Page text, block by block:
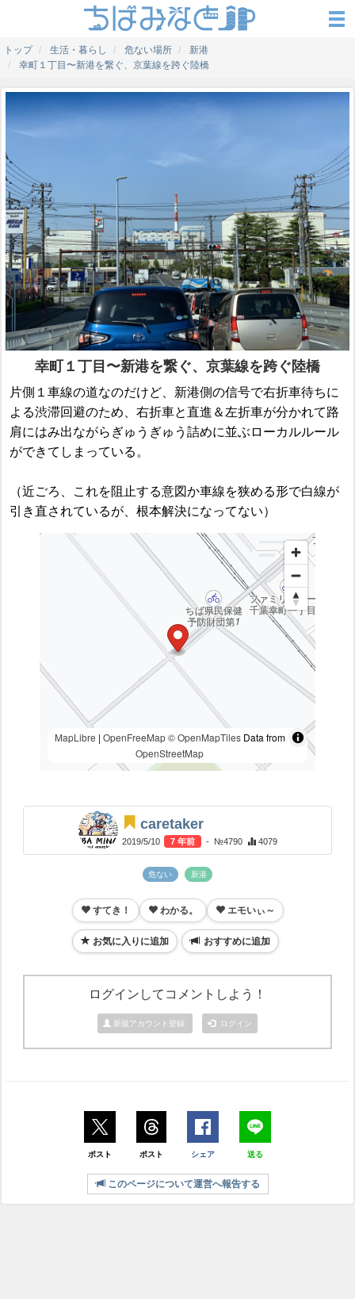
トップ 生活・暮らし 危ない場所
新港
幸町１丁目〜新港を繋ぐ、京葉線を跨ぐ陸橋
幸町１丁目〜新港を繋ぐ、京葉線を跨ぐ陸橋
片側１車線の道なのだけど、新港側の信号で右折車待ちに
よる渋滞回避のため、右折車と直進＆左折車が分かれて路
肩にはみ出ながらぎゅうぎゅう詰めに並ぶローカルルール
ができてしまっている。
（近ごろ、これを阻止する意図か車線を狭める形で白線が
引き直されているが、根本解決になってない）
MapLibre | OpenFreeMap © OpenMapTilesData from
OpenStreetMap
caretaker
2019/5/10 7 年前 - №4790 4079
危ない 新港
すてき！ わかる。 エモいぃ～
お気に入りに追加 おすすめに追加
ログインしてコメントしよう！
新規アカウント登録 ログイン
ポスト ポスト シェア 送る
このページについて運営へ報告する